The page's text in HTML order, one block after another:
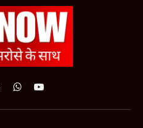
WhatsApp
YouTube